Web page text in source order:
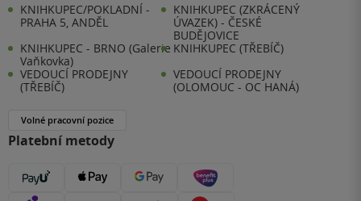
KNIHKUPEC/POKLADNÍ -
PRAHA 5, ANDĚL
KNIHKUPEC (ZKRÁCENÝ
ÚVAZEK) - ČESKÉ
BUDĚJOVICE
KNIHKUPEC - BRNO (Galerie
Vaňkovka)
KNIHKUPEC (TŘEBÍČ)
VEDOUCÍ PRODEJNY
(TŘEBÍČ)
VEDOUCÍ PRODEJNY
(OLOMOUC - OC HANÁ)
Volné pracovní pozice
Platební metody